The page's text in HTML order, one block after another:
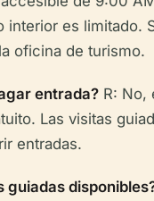
interior es limitado.
oficina de turismo.
entrada? R: No,
Las visitas
entradas.
guiadas